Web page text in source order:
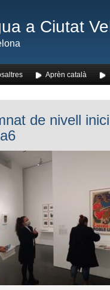
a Ciutat
Aprèn català
de nivell